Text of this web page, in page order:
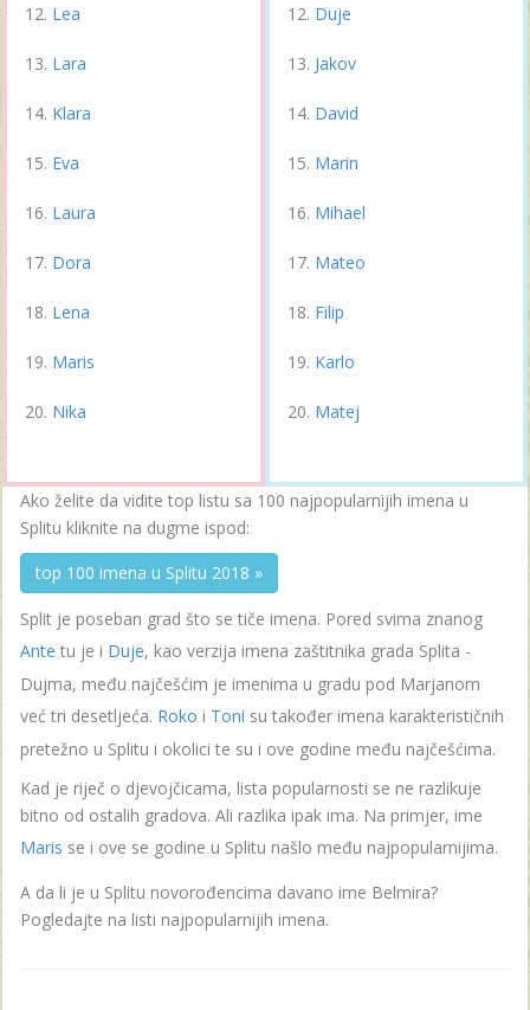
Lea
Lara
Klara
Eva
Laura
Dora
Lena
Maris
Nika
Duje
Jakov
David
Marin
Mihael
Mateo
Filip
Karlo
Matej
Ako želite da vidite top listu sa 100 najpopularnijih imena u
Splitu kliknite na dugme ispod:
top 100 imena u Splitu 2018 »
Split je poseban grad što se tiče imena. Pored svima znanog
Ante tu je i Duje, kao verzija imena zaštitnika grada Splita -
Dujma, među najčešćim je imenima u gradu pod Marjanom
već tri desetljeća. Roko i Toni su također imena karakterističnih
pretežno u Splitu i okolici te su i ove godine među najčešćima.
Kad je riječ o djevojčicama, lista popularnosti se ne razlikuje
bitno od ostalih gradova. Ali razlika ipak ima. Na primjer, ime
Maris se i ove se godine u Splitu našlo među najpopularnijima.
A da li je u Splitu novorođencima davano ime Belmira?
Pogledajte na listi najpopularnijih imena.